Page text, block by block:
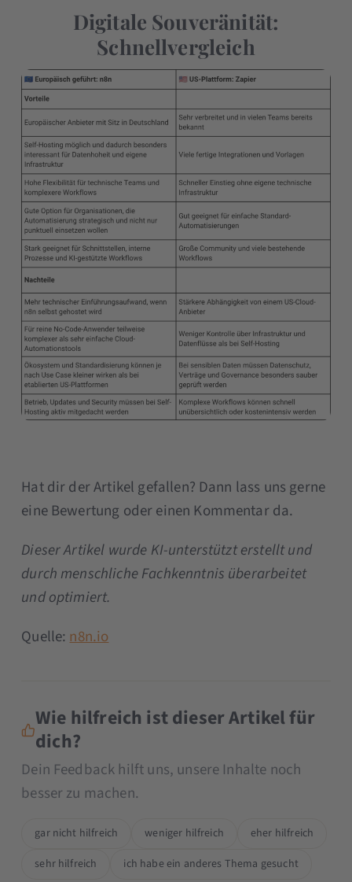
Digitale Souveränität:
Schnellvergleich
Hat dir der Artikel gefallen? Dann lass uns gerne
eine Bewertung oder einen Kommentar da.
Dieser Artikel wurde KI-unterstützt erstellt und
durch menschliche Fachkenntnis überarbeitet
und optimiert.
Quelle:n8n.io
Wie hilfreich ist dieser Artikel für
dich?
Dein Feedback hilft uns, unsere Inhalte noch
besser zu machen.
gar nicht hilfreich weniger hilfreich
eher hilfreich
sehr hilfreich
ich habe ein anderes Thema gesucht